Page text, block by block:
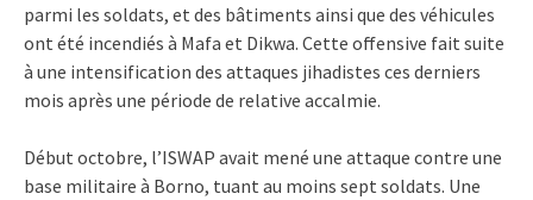
parmi les soldats, et des bâtiments ainsi que des véhicules
ont été incendiés à Mafa et Dikwa. Cette offensive fait suite
à une intensification des attaques jihadistes ces derniers
mois après une période de relative accalmie.
Début octobre, l’ISWAP avait mené une attaque contre une
base militaire à Borno, tuant au moins sept soldats. Une